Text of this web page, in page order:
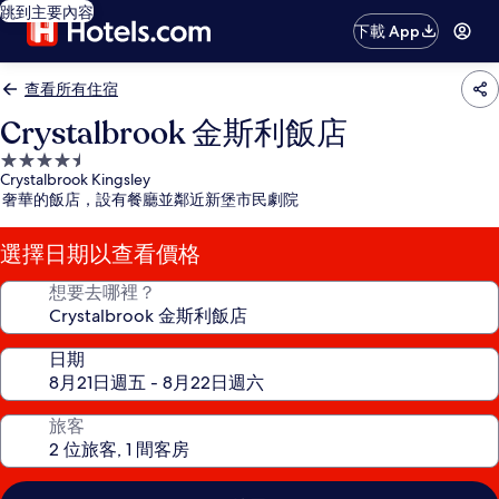
跳到主要內容
下載 App
查看所有住宿
Crystalbrook 金斯利飯店
4.5
星
級
住
宿
Crystalbrook Kingsley
奢華的飯店，設有餐廳並鄰近新堡市民劇院
選擇日期以查看價格
想要去哪裡？
日期
旅客